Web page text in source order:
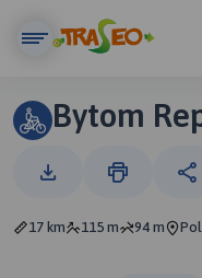
Bytom
17 km 115 m 94 m